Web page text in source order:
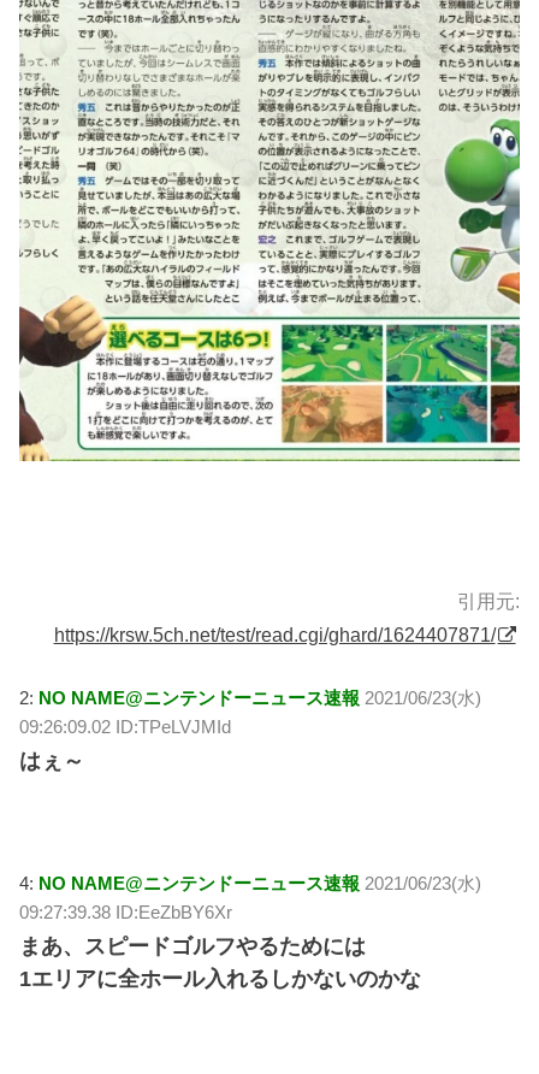
引用元:
https://krsw.5ch.net/test/read.cgi/ghard/1624407871/
2: NO NAME@ニンテンドーニュース速報 2021/06/23(水)
09:26:09.02 ID:TPeLVJMId
はぇ～
4: NO NAME@ニンテンドーニュース速報 2021/06/23(水)
09:27:39.38 ID:EeZbBY6Xr
まあ、スピードゴルフやるためには
1エリアに全ホール入れるしかないのかな